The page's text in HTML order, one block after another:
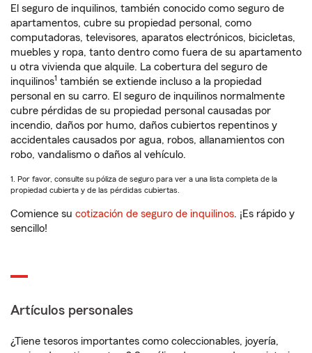
El seguro de inquilinos, también conocido como seguro de
apartamentos, cubre su propiedad personal, como
computadoras, televisores, aparatos electrónicos, bicicletas,
muebles y ropa, tanto dentro como fuera de su apartamento
u otra vivienda que alquile. La cobertura del seguro de
inquilinos1 también se extiende incluso a la propiedad
personal en su carro. El seguro de inquilinos normalmente
cubre pérdidas de su propiedad personal causadas por
incendio, daños por humo, daños cubiertos repentinos y
accidentales causados por agua, robos, allanamientos con
robo, vandalismo o daños al vehículo.
1. Por favor, consulte su póliza de seguro para ver a una lista completa de la
propiedad cubierta y de las pérdidas cubiertas.
Comience su cotización de seguro de inquilinos. ¡Es rápido y
sencillo!
Artículos personales
¿Tiene tesoros importantes como coleccionables, joyería,